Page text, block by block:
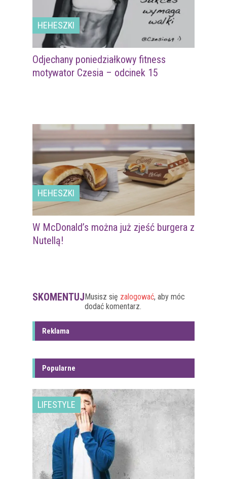
HEHESZKI
Odjechany poniedziałkowy fitness
motywator Czesia – odcinek 15
HEHESZKI
W McDonald’s można już zjeść burgera z
Nutellą!
SKOMENTUJMusisz się zalogować, aby móc
dodać komentarz.
Reklama
Popularne
LIFESTYLE